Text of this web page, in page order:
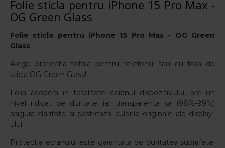
Folie sticla pentru iPhone 15 Pro Max -
OG Green Glass
Folie sticla pentru iPhone 15 Pro Max - OG Green
Glass
Alege protectia totala pentru telefonul tau cu folia de
sticla OG Green Glass!
Folia acopera in totalitate ecranul dispozitivului, are un
nivel ridicat de duritate, iar transparenta sa (98%-99%)
asigura claritate si pastreaza culorile originale ale display-
ului.
Protectia ecranului este garantata de duritatea suprafetei